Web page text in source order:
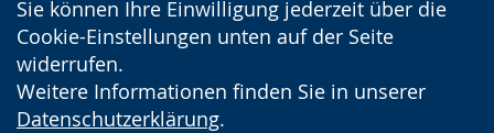
Sie können Ihre Einwilligung jederzeit über die
Cookie-Einstellungen unten auf der Seite
widerrufen.
Weitere Informationen finden Sie in unserer
Datenschutzerklärung.